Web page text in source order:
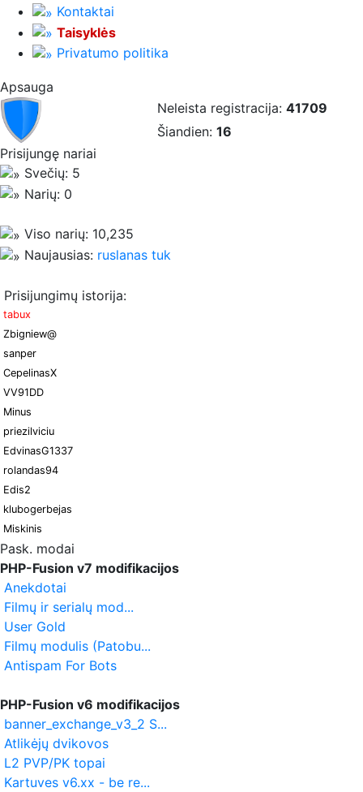
Kontaktai
Taisyklės
Privatumo politika
Apsauga
Neleista registracija: 41709
Šiandien: 16
Prisijungę nariai
Svečių: 5
Narių: 0
Viso narių: 10,235
Naujausias: ruslanas tuk
Prisijungimų istorija:
tabux
Zbigniew@
sanper
CepelinasX
VV91DD
Minus
priezilviciu
EdvinasG1337
rolandas94
Edis2
klubogerbejas
Miskinis
Pask. modai
PHP-Fusion v7 modifikacijos
Anekdotai
Filmų ir serialų mod...
User Gold
Filmų modulis (Patobu...
Antispam For Bots
PHP-Fusion v6 modifikacijos
banner_exchange_v3_2 S...
Atlikėjų dvikovos
L2 PVP/PK topai
Kartuves v6.xx - be re...